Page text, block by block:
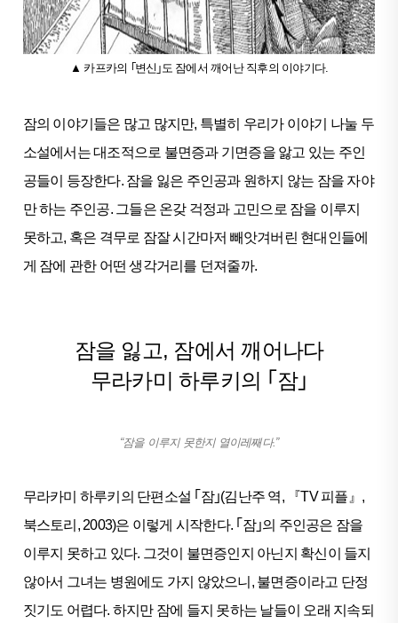
▲ 카프카의 ｢변신｣도 잠에서 깨어난 직후의 이야기다.
잠의 이야기들은 많고 많지만, 특별히 우리가 이야기 나눌 두
소설에서는 대조적으로 불면증과 기면증을 앓고 있는 주인
공들이 등장한다. 잠을 잃은 주인공과 원하지 않는 잠을 자야
만 하는 주인공. 그들은 온갖 걱정과 고민으로 잠을 이루지
못하고, 혹은 격무로 잠잘 시간마저 빼앗겨버린 현대인들에
게 잠에 관한 어떤 생각거리를 던져줄까.
잠을 잃고, 잠에서 깨어나다
무라카미 하루키의 ｢잠｣
“잠을 이루지 못한지 열이레째다.”
무라카미 하루키의 단편소설 ｢잠｣(김난주 역, 『TV 피플』,
북스토리, 2003)은 이렇게 시작한다. ｢잠｣의 주인공은 잠을
이루지 못하고 있다. 그것이 불면증인지 아닌지 확신이 들지
않아서 그녀는 병원에도 가지 않았으니, 불면증이라고 단정
짓기도 어렵다. 하지만 잠에 들지 못하는 날들이 오래 지속되